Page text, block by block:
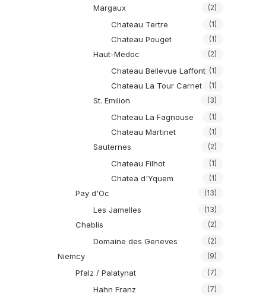
Margaux (2)
Chateau Tertre (1)
Chateau Pouget (1)
Haut-Medoc (2)
Chateau Bellevue Laffont (1)
Chateau La Tour Carnet (1)
St. Emilion (3)
Chateau La Fagnouse (1)
Chateau Martinet (1)
Sauternes (2)
Chateau Filhot (1)
Chatea d'Yquem (1)
Pay d'Oc (13)
Les Jamelles (13)
Chablis (2)
Domaine des Geneves (2)
Niemcy (9)
Pfalz / Palatynat (7)
Hahn Franz (7)